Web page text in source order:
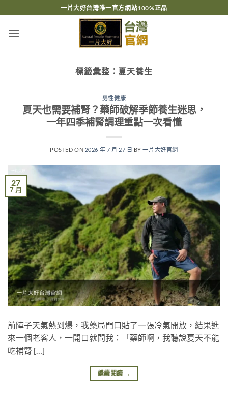
轉
一片大好台灣唯一官方網站100%正品
標籤彙整： 夏天養生
男性健康
夏天也需要補腎？藥師破解季節養生迷思，
一年四季補腎調理重點一次看懂
POSTED ON 2026 年 7 月 27 日 BY一片大好官網
27
7 月
前陣子天氣熱到爆，我藥局門口貼了一張冷氣開放，結果進
來一個老客人，一開口就問我：「藥師啊，我聽說夏天不能
吃補腎 […]
繼續閱讀 →